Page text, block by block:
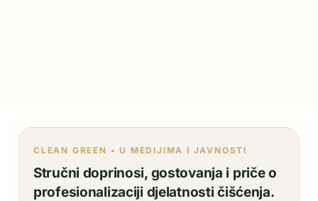
CLEAN GREEN • U MEDIJIMA I JAVNOSTI
Stručni doprinosi, gostovanja i priče o
profesionalizaciji djelatnosti čišćenja.